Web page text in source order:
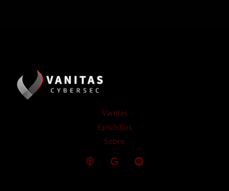
Vanitas
Episódios
Sobre